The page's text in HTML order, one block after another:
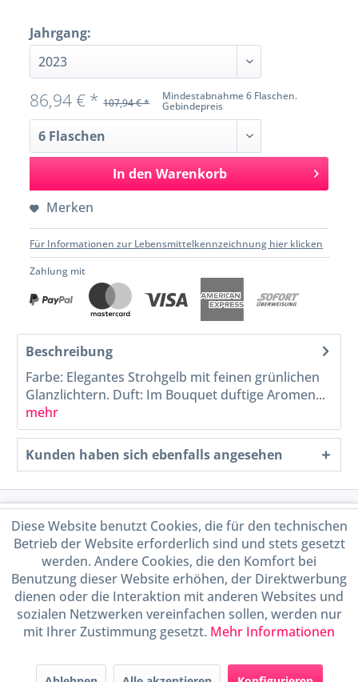
Jahrgang:
Mindestabnahme 6 Flaschen.
Gebindepreis
86,94 € * 107,94 € *
In den Warenkorb
Merken
Für Informationen zur Lebensmittelkennzeichnung hier klicken
Zahlung mit
Beschreibung
Farbe: Elegantes Strohgelb mit feinen grünlichen
Glanzlichtern. Duft: Im Bouquet duftige Aromen...
mehr
Kunden haben sich ebenfalls angesehen
Service Hotline
Shop Service
Informationen
Handel mit BIO-Weinen
durch DE-ÖKO-009
Diese Website benutzt Cookies, die für den technischen
Betrieb der Website erforderlich sind und stets gesetzt
werden. Andere Cookies, die den Komfort bei
Benutzung dieser Website erhöhen, der Direktwerbung
dienen oder die Interaktion mit anderen Websites und
sozialen Netzwerken vereinfachen sollen, werden nur
mit Ihrer Zustimmung gesetzt. Mehr Informationen